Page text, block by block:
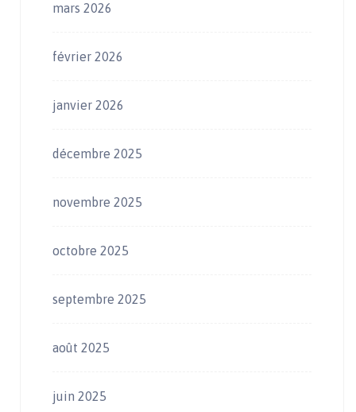
mars 2026
février 2026
janvier 2026
décembre 2025
novembre 2025
octobre 2025
septembre 2025
août 2025
juin 2025